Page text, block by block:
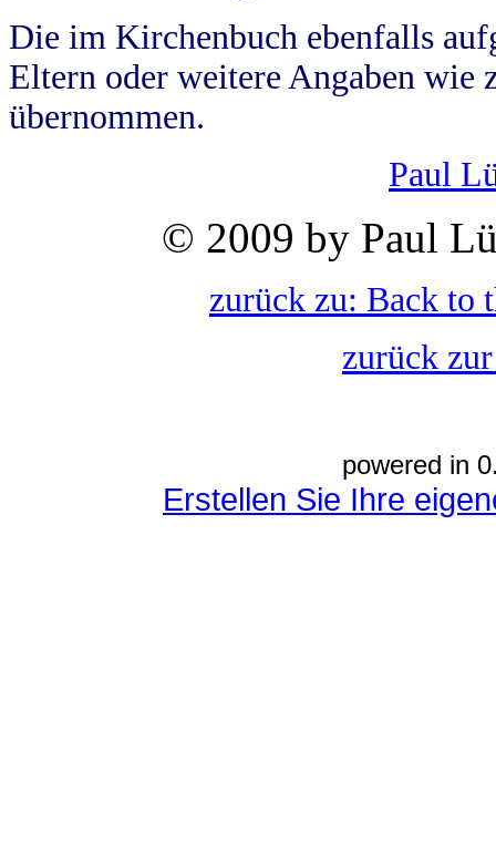
Die im Kirchenbuch ebenfalls
Eltern oder weitere Angaben wie
übernommen.
Paul
© 2009 by Paul
zurück zu: Back to
zurück
powered in
Erstellen Sie Ihre